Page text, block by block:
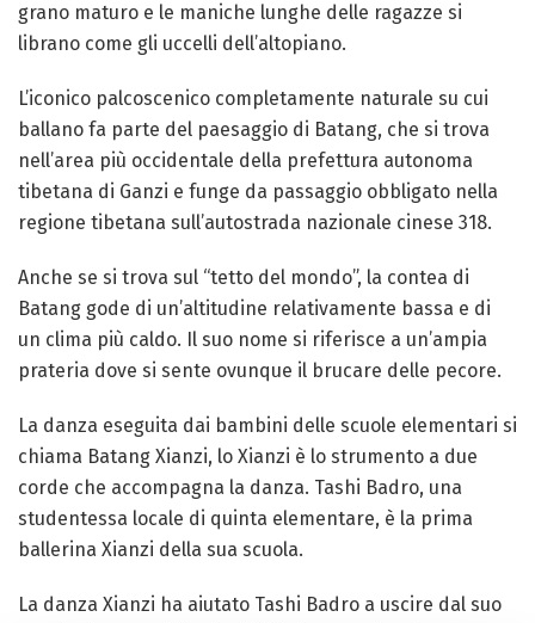
grano maturo e le maniche lunghe delle ragazze si
librano come gli uccelli dell’altopiano.
L’iconico palcoscenico completamente naturale su cui
ballano fa parte del paesaggio di Batang, che si trova
nell’area più occidentale della prefettura autonoma
tibetana di Ganzi e funge da passaggio obbligato nella
regione tibetana sull’autostrada nazionale cinese 318.
Anche se si trova sul “tetto del mondo”, la contea di
Batang gode di un’altitudine relativamente bassa e di
un clima più caldo. Il suo nome si riferisce a un’ampia
prateria dove si sente ovunque il brucare delle pecore.
La danza eseguita dai bambini delle scuole elementari si
chiama Batang Xianzi, lo Xianzi è lo strumento a due
corde che accompagna la danza. Tashi Badro, una
studentessa locale di quinta elementare, è la prima
ballerina Xianzi della sua scuola.
La danza Xianzi ha aiutato Tashi Badro a uscire dal suo